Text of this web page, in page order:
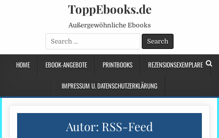
ToppEbooks.de
Außergewöhnliche Ebooks
Search
for:
HOME EBOOK-ANGEBOTE PRINTBOOKS REZENSIONSEXEMPLARE
IMPRESSUM U. DATENSCHUTZERKLÄRUNG
Autor: RSS-Feed